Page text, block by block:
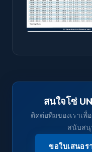
สนใจโซ่
ติดต่อทีมของเราเพื่
สนับสนุ
ขอใบเสนอร